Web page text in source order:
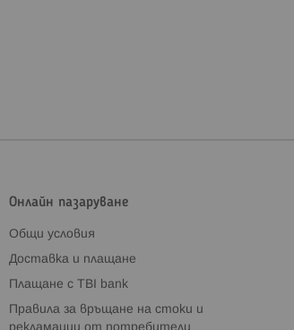
Онлайн пазаруване
Общи условия
Доставка и плащане
Плащане с TBI bank
Правила за връщане на стоки и